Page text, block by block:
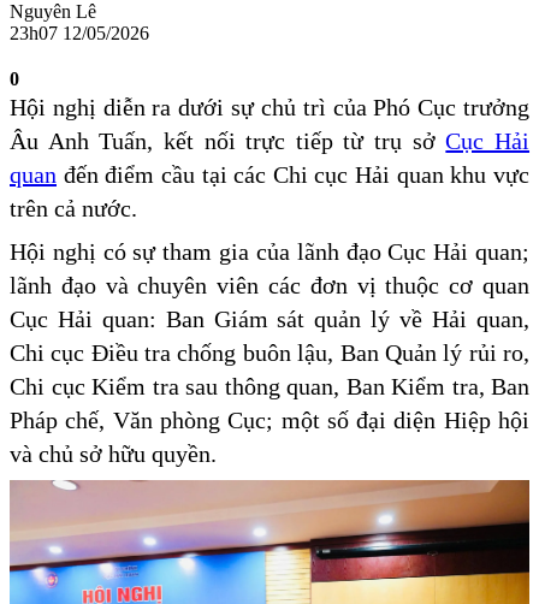
Nguyên Lê
23h07 12/05/2026
0
Hội nghị diễn ra dưới sự chủ trì của Phó Cục trưởng
Âu Anh Tuấn, kết nối trực tiếp từ trụ sởCục Hải
quan đến điểm cầu tại các Chi cục Hải quan khu vực
trên cả nước.
Hội nghị có sự tham gia của lãnh đạo Cục Hải quan;
lãnh đạo và chuyên viên các đơn vị thuộc cơ quan
Cục Hải quan: Ban Giám sát quản lý về Hải quan,
Chi cục Điều tra chống buôn lậu, Ban Quản lý rủi ro,
Chi cục Kiểm tra sau thông quan, Ban Kiểm tra, Ban
Pháp chế, Văn phòng Cục; một số đại diện Hiệp hội
và chủ sở hữu quyền.